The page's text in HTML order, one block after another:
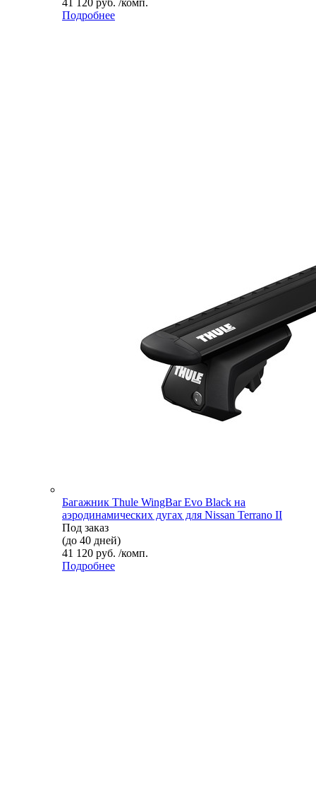
Подробнее
Багажник Thule WingBar Evo Black на
аэродинамических дугах для Nissan Terrano II
Под заказ
(до 40 дней)
41 120 руб. /комп.
Подробнее